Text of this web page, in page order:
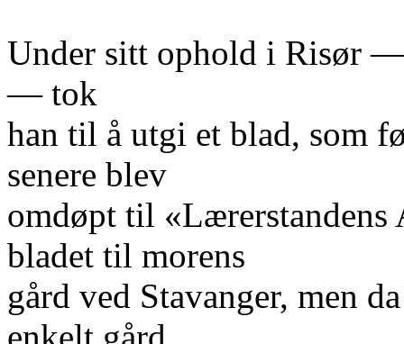
Under sitt ophold i Risør
— tok
han til å utgi et blad, som
senere blev
omdøpt til
bladet til morens
gård ved Stavanger, men